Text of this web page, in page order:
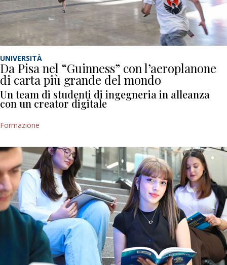
UNIVERSITÀ
Da Pisa nel “Guinness” con l’aeroplanone
di carta più grande del mondo
Un team di studenti di ingegneria in alleanza
con un creator digitale
Formazione